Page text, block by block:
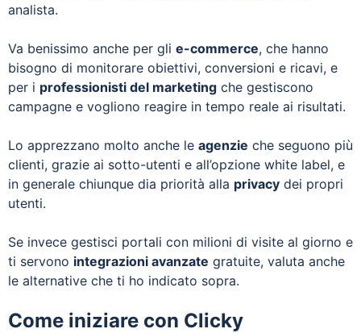
analista.
Va benissimo anche per gli e-commerce, che hanno
bisogno di monitorare obiettivi, conversioni e ricavi, e
per i professionisti del marketing che gestiscono
campagne e vogliono reagire in tempo reale ai risultati.
Lo apprezzano molto anche le agenzie che seguono più
clienti, grazie ai sotto-utenti e all’opzione white label, e
in generale chiunque dia priorità alla privacy dei propri
utenti.
Se invece gestisci portali con milioni di visite al giorno e
ti servono integrazioni avanzate gratuite, valuta anche
le alternative che ti ho indicato sopra.
Come iniziare con Clicky